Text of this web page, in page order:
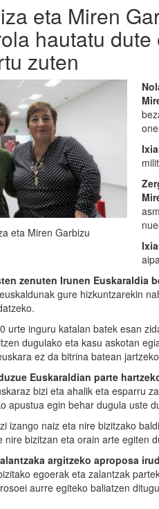
eta Miren
hautatu
zuten
eta Miren Garbizu
zenuten Irunen Euskaraldia
gure hizkuntzarekin
urte inguru katalan batek esan
dugulako eta kasu askotan
ez da bitrina batean
Euskaraldian parte
bizi eta ahalik eta esparru
apustua egin behar dugula uste
izango naiz eta nire bizitzako
nire bizitzan eta orain arte egiten
argitzeko aproposa
egoerak eta zalantzak
aurre egiteko baliatzen